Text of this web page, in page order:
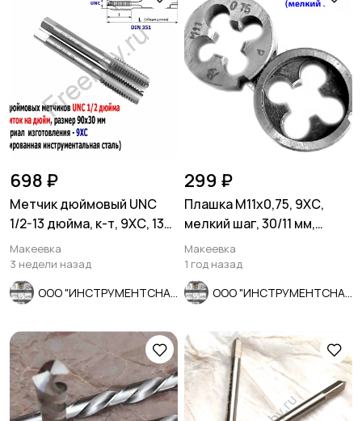
698 ₽
Метчик дюймовый UNC
1/2-13 дюйма, к-т, 9ХС, 13
ниток на дюйм, 90/30
Макеевка
3 недели назад
299 ₽
Плашка М11х0,75, 9ХС,
мелкий шаг, 30/11 мм,
ГОСТ 7740-71, СССР
Макеевка
1 год назад